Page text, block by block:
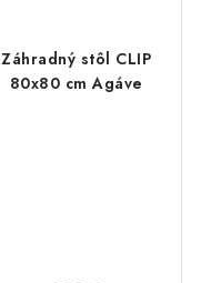
Záhradný stôl CLIP
80x80 cm Agáve